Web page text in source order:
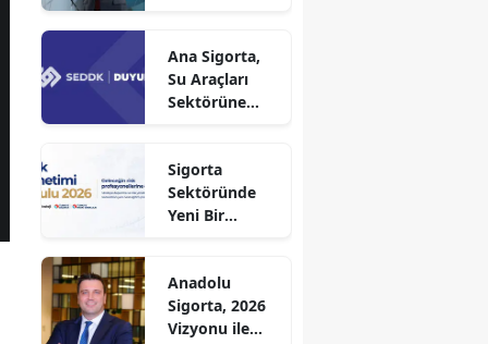
Ana Sigorta,
Su Araçları
Sektörüne
Sigorta
Sektöründe
Yeni Bir
Anadolu
Sigorta, 2026
Vizyonu ile